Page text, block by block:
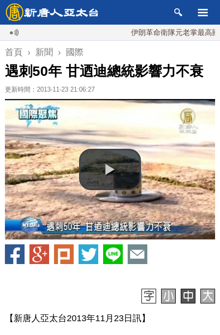
伊朗革命衛隊元老掌最高國安會
首頁 › 新聞 › 國際
遇刺50年 甘迺迪總統影響力不衰
更新時間：2013-11-23 21:06:27
【新唐人亞太台2013年11月23日訊】